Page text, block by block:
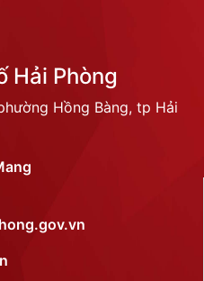
Hải Phòng
Hồng Bàng, tp Hải